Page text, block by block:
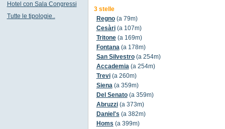
3 stelle
Regno(a 79m)
Cesàri(a 107m)
Tritone(a 169m)
Fontana(a 178m)
San Silvestro(a 254m)
Accademia(a 254m)
Trevi(a 260m)
Siena(a 359m)
Del Senato(a 359m)
Abruzzi(a 373m)
Daniel's (a 382m)
Homs (a 399m)
Hotel con Sala Congressi
Tutte le tipologie..